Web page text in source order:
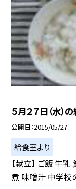
５月２７日（水）
公開日 2015/05/27
給食室より
【献立】 ご飯 牛
煮 味噌汁 中学校